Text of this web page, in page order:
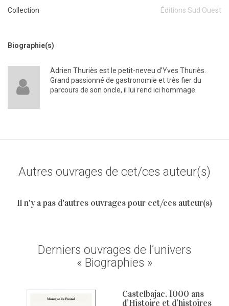
Collection Éditions Sud Ouest
Biographie(s)
Adrien Thuriès est le petit-neveu d’Yves Thuriès.
Grand passionné de gastronomie et très fier du
parcours de son oncle, il lui rend ici hommage.
Autres ouvrages de cet/ces auteur(s)
Il n'y a pas d'autres ouvrages pour cet/ces auteur(s)
Derniers ouvrages de l’univers
« Biographies »
Castelbajac. 1000 ans
d’Histoire et d’histoires